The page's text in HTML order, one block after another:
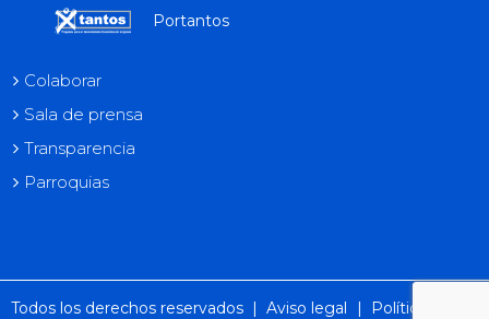
Portantos
Colaborar
Sala de prensa
Transparencia
Parroquias
Todos los derechos reservados | Aviso legal | Política de